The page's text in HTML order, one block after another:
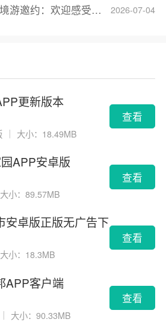
2026-07-04
欢迎感受无滤镜的真实中国
更新版本
｜ 大小：18.49MB
查看
APP安卓版
大小：89.57MB
查看
安卓版正版无广告下
大小：18.3MB
查看
APP客户端
｜ 大小：90.33MB
查看